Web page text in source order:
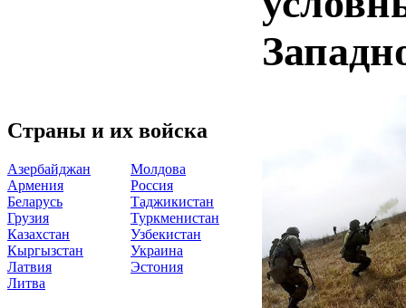
Страны и их войска
Азербайджан
Армения
Беларусь
Грузия
Казахстан
Кыргызстан
Латвия
Литва
Молдова
Россия
Таджикистан
Туркменистан
Узбекистан
Украина
Эстония